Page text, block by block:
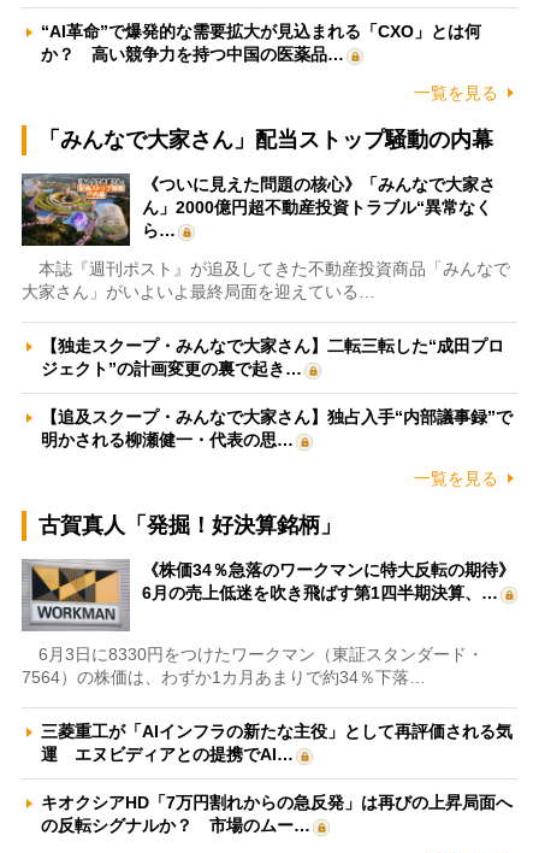
“AI革命”で爆発的な需要拡大が見込まれる「CXO」とは何
か？ 高い競争力を持つ中国の医薬品…
一覧を見る
「みんなで大家さん」配当ストップ騒動の内幕
《ついに見えた問題の核心》「みんなで大家さ
ん」2000億円超不動産投資トラブル“異常なく
ら…
本誌『週刊ポスト』が追及してきた不動産投資商品「みんなで
大家さん」がいよいよ最終局面を迎えている…
【独走スクープ・みんなで大家さん】二転三転した“成田プロ
ジェクト”の計画変更の裏で起き…
【追及スクープ・みんなで大家さん】独占入手“内部議事録”で
明かされる柳瀬健一・代表の思…
一覧を見る
古賀真人「発掘！好決算銘柄」
《株価34％急落のワークマンに特大反転の期待》
6月の売上低迷を吹き飛ばす第1四半期決算、…
6月3日に8330円をつけたワークマン（東証スタンダード・
7564）の株価は、わずか1カ月あまりで約34％下落…
三菱重工が「AIインフラの新たな主役」として再評価される気
運 エヌビディアとの提携でAI…
キオクシアHD「7万円割れからの急反発」は再びの上昇局面へ
の反転シグナルか？ 市場のムー…